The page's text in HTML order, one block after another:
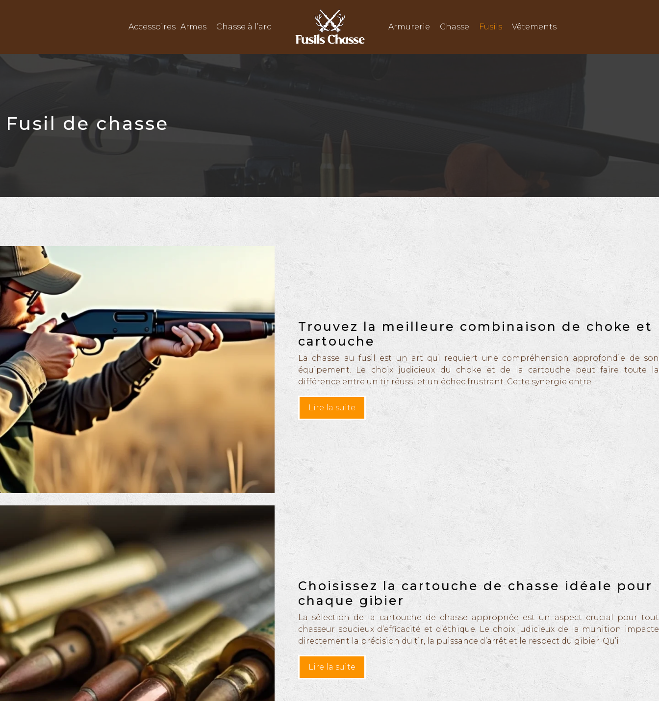
Chasse à l’arc
Armes
Accessoires Armurerie Chasse Fusils Vêtements
Fusil de chasse
Trouvez la meilleure combinaison de choke et
cartouche
La chasse au fusil est un art qui requiert une compréhension approfondie de son
équipement. Le choix judicieux du choke et de la cartouche peut faire toute la
différence entre un tir réussi et un échec frustrant. Cette synergie entre…
Lire la suite
Choisissez la cartouche de chasse idéale pour
chaque gibier
La sélection de la cartouche de chasse appropriée est un aspect crucial pour tout
chasseur soucieux d’efficacité et d’éthique. Le choix judicieux de la munition impacte
directement la précision du tir, la puissance d’arrêt et le respect du gibier. Qu’il…
Lire la suite